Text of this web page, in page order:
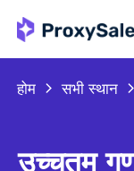
होम सभी स्थान
उच्चतम